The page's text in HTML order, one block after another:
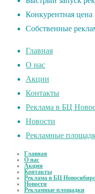
Конкурентная цена
Собственные
Главная
О нас
Акции
Контакты
Реклама в БЦ
Новости
Рекламные
Главная
О нас
Акции
Контакты
Реклама в БЦ
Новости
Рекламные площадки